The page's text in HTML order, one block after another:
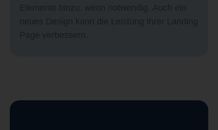
Elemente hinzu, wenn notwendig. Auch ein
neues Design kann die Leistung Ihrer Landing
Page verbessern.